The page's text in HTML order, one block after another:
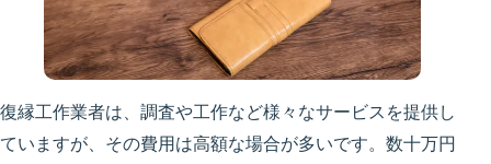
復縁工作業者は、調査や工作など様々なサービスを提供し
ていますが、その費用は高額な場合が多いです。数十万円